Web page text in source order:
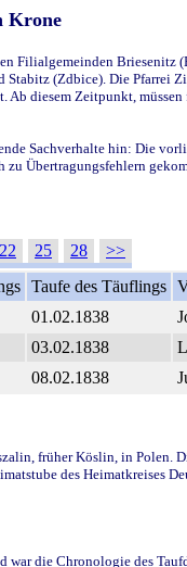
Krone
(Zdbice). Die
diesem Zeitpunkt,
Sachverhalte hin: Die
Übertragungsfehlern
22 25 28
>>
Taufe des Täuflings
01.02.1838
03.02.1838
08.02.1838
früher Köslin, in
des Heimatkreises
die Chronologie des